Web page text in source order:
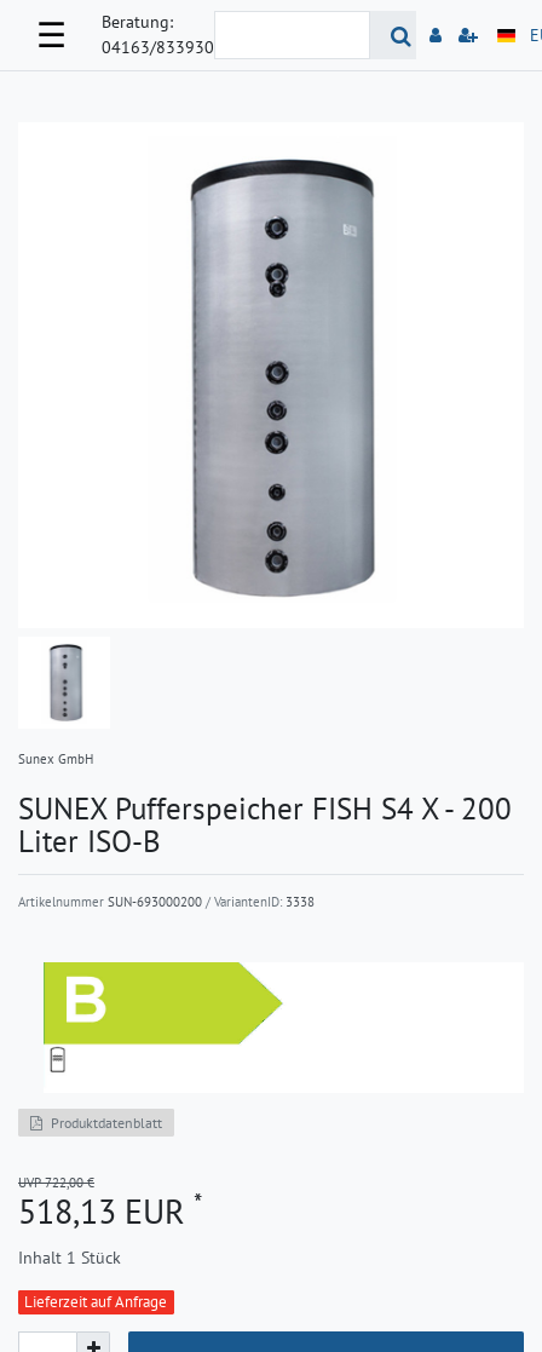
☰
Beratung:
04163/833930
Sunex GmbH
SUNEX Pufferspeicher FISH S4 X - 200
Liter ISO-B
Artikelnummer SUN-693000200 / VariantenID: 3338
Produktdatenblatt
UVP 722,00 €
518,13 EUR *
Inhalt 1 Stück
Lieferzeit auf Anfrage